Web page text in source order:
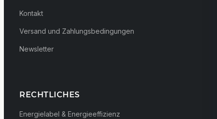
Kontakt
Versand und Zahlungsbedingungen
Newsletter
RECHTLICHES
Energielabel & Energieeffizienz